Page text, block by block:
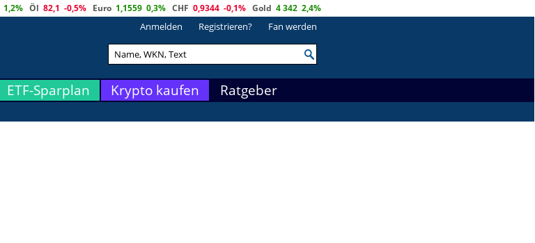
1,2% Öl 82,1 -0,5% Euro 1,1559 0,3% CHF 0,9344 -0,1% Gold 4 342 2,4%
Anmelden Registrieren? Fan werden
ETF-Sparplan Krypto kaufen Ratgeber